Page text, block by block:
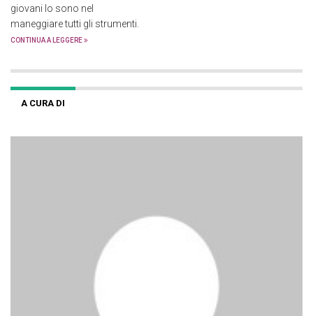
giovani lo sono nel
maneggiare tutti gli strumenti.
CONTINUA A LEGGERE
A CURA DI